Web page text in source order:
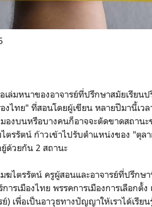
เล่มหนาของอาจารย์ที่ปรึกษาสมัยเรีย
งไทย" ที่สอนโดยผู้เขียน หลายปีมานี้เ
องบนหรือบางคนก็อาจจะตัดขาดสถานะ
รรัตน์ ก้าวเข้าไปรับตำแหน่งของ "ตุล
ด้วยกัน 2 สถานะ
ฆไตรรัตน์ ครูผู้สอนและอาจารย์ที่ปรึกษ
ารเมืองไทย พรรคการเมืองการเลือกตั้
) เพื่อเป็นอาวุธทางปัญญาให้เราได้เรียน